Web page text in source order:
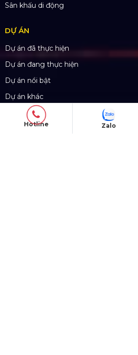
Sân khấu di động
DỰ ÁN
Dự án đã thực hiện
Dự án đang thực hiện
Dự án nổi bật
Dự án khác
Dự án đấu thầu
Hotline Zalo